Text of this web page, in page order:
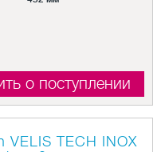
о поступлении
VELIS TECH INOX